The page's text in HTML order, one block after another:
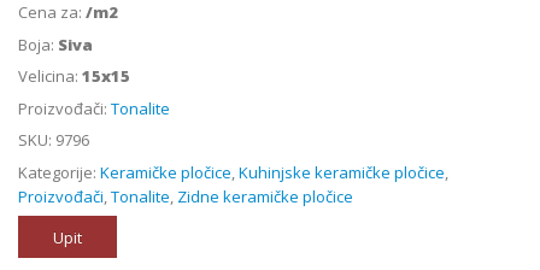
Cena za: /m2
Boja: Siva
Velicina: 15x15
Proizvođači: Tonalite
SKU: 9796
Kategorije: Keramičke pločice,Kuhinjske keramičke pločice,
Proizvođači,Tonalite, Zidne keramičke pločice
Upit